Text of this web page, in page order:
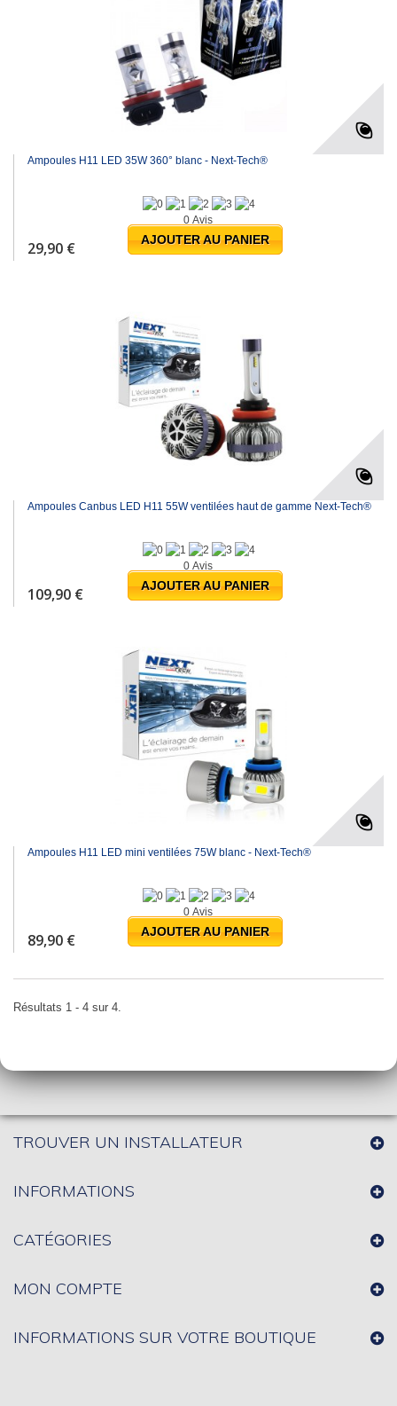
Ampoules H11 LED 35W 360° blanc - Next-Tech®
0 Avis
29,90 € AJOUTER AU PANIER
Ampoules Canbus LED H11 55W ventilées haut de gamme Next-Tech®
0 Avis
109,90 € AJOUTER AU PANIER
Ampoules H11 LED mini ventilées 75W blanc - Next-Tech®
0 Avis
89,90 € AJOUTER AU PANIER
Résultats 1 - 4 sur 4.
TROUVER UN INSTALLATEUR
INFORMATIONS
CATÉGORIES
MON COMPTE
INFORMATIONS SUR VOTRE BOUTIQUE